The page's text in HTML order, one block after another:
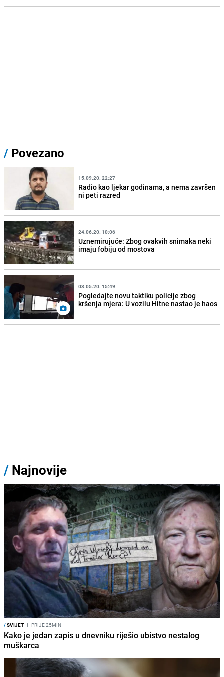
/ Povezano
15.09.20. 22:27
Radio kao ljekar godinama, a nema završen
ni peti razred
24.06.20. 10:06
Uznemirujuće: Zbog ovakvih snimaka neki
imaju fobiju od mostova
03.05.20. 15:49
Pogledajte novu taktiku policije zbog
kršenja mjera: U vozilu Hitne nastao je haos
/ Najnovije
/SVIJET I PRIJE 25MIN
Kako je jedan zapis u dnevniku riješio ubistvo nestalog
muškarca